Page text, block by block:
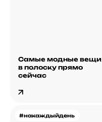
Самые модные вещи
в полоску прямо
сейчас
#накаждыйдень